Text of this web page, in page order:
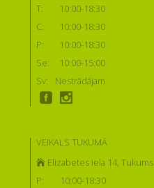
T:
10:00-18:30
C:
10:00-18:30
P:
10:00-18:30
Se:
10:00-15:00
Sv:
Nestrādājam
VEIKALS TUKUMĀ
Elizabetes iela 14, Tukums
P:
10:00-18:30